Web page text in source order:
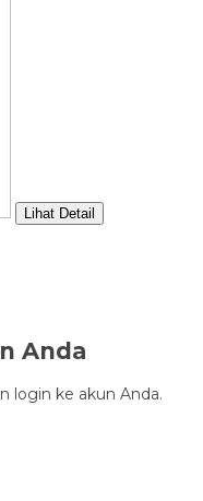
Lihat Detail
Anda
login ke akun Anda.